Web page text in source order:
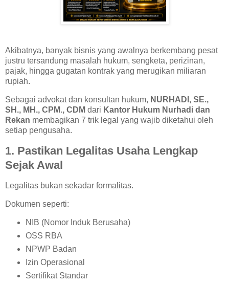
Akibatnya, banyak bisnis yang awalnya berkembang pesat
justru tersandung masalah hukum, sengketa, perizinan,
pajak, hingga gugatan kontrak yang merugikan miliaran
rupiah.
Sebagai advokat dan konsultan hukum, NURHADI, SE.,
SH., MH., CPM., CDM dari Kantor Hukum Nurhadi dan
Rekan membagikan 7 trik legal yang wajib diketahui oleh
setiap pengusaha.
1. Pastikan Legalitas Usaha Lengkap
Sejak Awal
Legalitas bukan sekadar formalitas.
Dokumen seperti:
NIB (Nomor Induk Berusaha)
OSS RBA
NPWP Badan
Izin Operasional
Sertifikat Standar